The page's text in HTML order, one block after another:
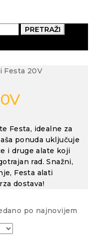
PRETRAŽI
Festa 20V
Festa, idealne za
ponuda uključuje
i druge alate koji
rad. Snažni,
Festa alati
dostava!
po najnovijem